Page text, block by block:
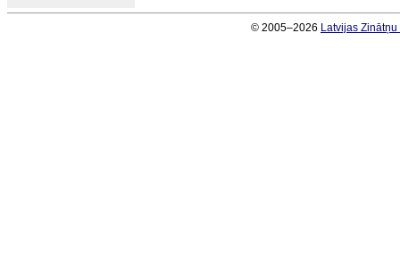
© 2005–2026 Latvijas